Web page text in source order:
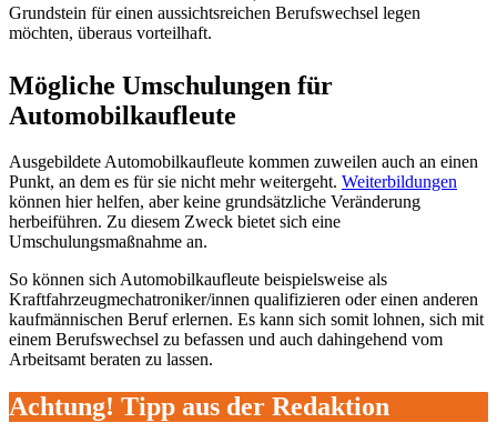
Grundstein für einen aussichtsreichen Berufswechsel legen
möchten, überaus vorteilhaft.
Mögliche Umschulungen für
Automobilkaufleute
Ausgebildete Automobilkaufleute kommen zuweilen auch an einen
Punkt, an dem es für sie nicht mehr weitergeht. Weiterbildungen
können hier helfen, aber keine grundsätzliche Veränderung
herbeiführen. Zu diesem Zweck bietet sich eine
Umschulungsmaßnahme an.
So können sich Automobilkaufleute beispielsweise als
Kraftfahrzeugmechatroniker/innen qualifizieren oder einen anderen
kaufmännischen Beruf erlernen. Es kann sich somit lohnen, sich mit
einem Berufswechsel zu befassen und auch dahingehend vom
Arbeitsamt beraten zu lassen.
Achtung! Tipp aus der Redaktion